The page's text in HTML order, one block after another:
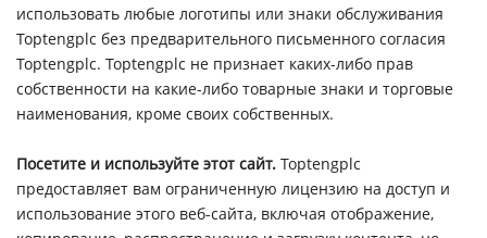
использовать любые логотипы или знаки обслуживания
Toptengplc без предварительного письменного согласия
Toptengplc. Toptengplc не признает каких-либо прав
собственности на какие-либо товарные знаки и торговые
наименования, кроме своих собственных.
Посетите и используйте этот сайт. Toptengplc
предоставляет вам ограниченную лицензию на доступ и
использование этого веб-сайта, включая отображение,